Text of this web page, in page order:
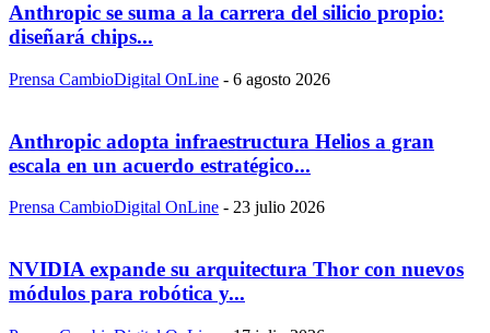
Anthropic se suma a la carrera del silicio propio:
diseñará chips...
Prensa CambioDigital OnLine - 6 agosto 2026
Anthropic adopta infraestructura Helios a gran
escala en un acuerdo estratégico...
Prensa CambioDigital OnLine - 23 julio 2026
NVIDIA expande su arquitectura Thor con nuevos
módulos para robótica y...